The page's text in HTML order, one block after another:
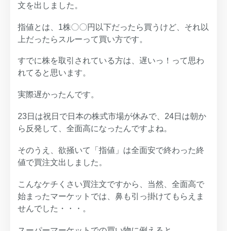
文を出しました。
指値とは、1株〇〇円以下だったら買うけど、それ以
上だったらスルーって買い方です。
すでに株を取引されている方は、遅いっ！って思わ
れてると思います。
実際遅かったんです。
23日は祝日で日本の株式市場が休みで、24日は朝か
ら反発して、全面高になったんですよね。
そのうえ、欲掻いて「指値」は全面安で終わった終
値で買注文出しました。
こんなケチくさい買注文ですから、当然、全面高で
始まったマーケットでは、鼻も引っ掛けてもらえま
せんでした・・・。